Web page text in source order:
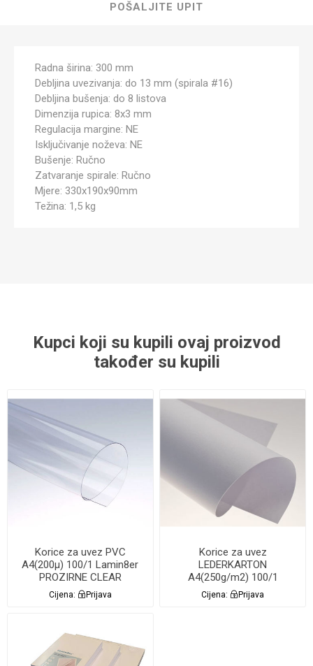
POŠALJITE UPIT
Radna širina: 300 mm
Debljina uvezivanja: do 13 mm (spirala #16)
Debljina bušenja: do 8 listova
Dimenzija rupica: 8x3 mm
Regulacija margine: NE
Isključivanje noževa: NE
Bušenje: Ručno
Zatvaranje spirale: Ručno
Mjere: 330x190x90mm
Težina: 1,5 kg
Kupci koji su kupili ovaj proizvod
također su kupili
Korice za uvez PVC
A4(200µ) 100/1 Lamin8er
PROZIRNE CLEAR
Cijena: Prijava
Korice za uvez
LEDERKARTON
A4(250g/m2) 100/1
Lamin8er BIJELE
Cijena: Prijava